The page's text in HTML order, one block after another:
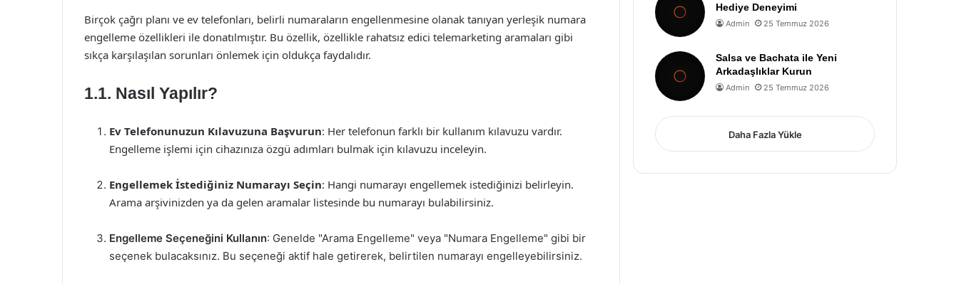
Birçok çağrı planı ve ev telefonları, belirli numaraların engellenmesine olanak tanıyan yerleşik numara
engelleme özellikleri ile donatılmıştır. Bu özellik, özellikle rahatsız edici telemarketing aramaları gibi
sıkça karşılaşılan sorunları önlemek için oldukça faydalıdır.
1.1. Nasıl Yapılır?
Ev Telefonunuzun Kılavuzuna Başvurun: Her telefonun farklı bir kullanım kılavuzu vardır.
Engelleme işlemi için cihazınıza özgü adımları bulmak için kılavuzu inceleyin.
Engellemek İstediğiniz Numarayı Seçin: Hangi numarayı engellemek istediğinizi belirleyin.
Arama arşivinizden ya da gelen aramalar listesinde bu numarayı bulabilirsiniz.
Engelleme Seçeneğini Kullanın: Genelde "Arama Engelleme" veya "Numara Engelleme" gibi bir
seçenek bulacaksınız. Bu seçeneği aktif hale getirerek, belirtilen numarayı engelleyebilirsiniz.
Hediye Deneyimi
Admin 25 Temmuz 2026
Salsa ve Bachata ile Yeni
Arkadaşlıklar Kurun
Admin 25 Temmuz 2026
Daha Fazla Yükle